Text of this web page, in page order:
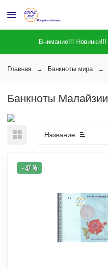
Внимание!!! Новинки!!!
Главная Банкноты мира
Банкноты Малайзии
Название
- 47 %